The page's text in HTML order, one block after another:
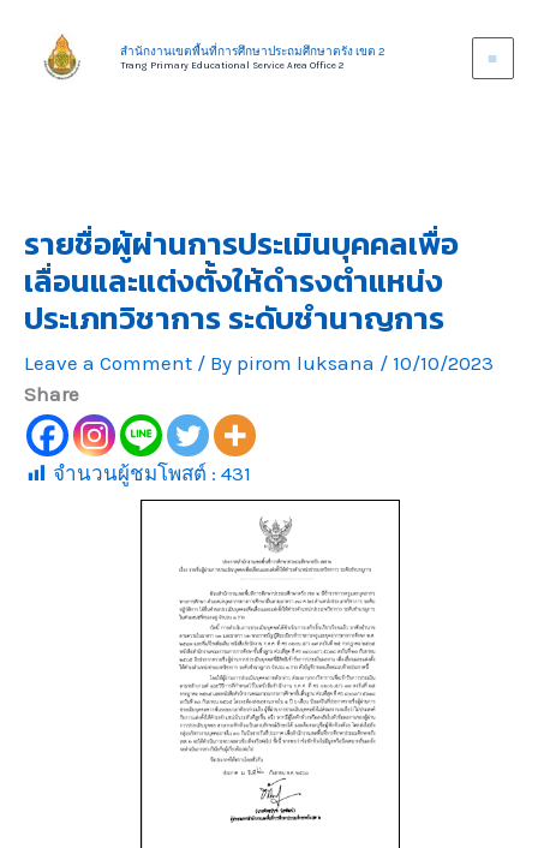
content
สำนักงานเขตพื้นที่การศึกษาประถมศึกษาตรัง เขต 2
Trang Primary Educational Service Area Office 2
รายชื่อผู้ผ่านการประเมินบุคคลเพื่อ
เลื่อนและแต่งตั้งให้ดำรงตำแหน่ง
ประเภทวิชาการ ระดับชำนาญการ
Leave a Comment / By pirom luksana / 10/10/2023
Share
จำนวนผู้ชมโพสต์ : 431